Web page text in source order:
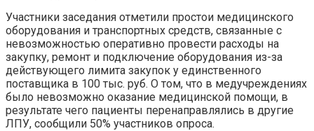
Участники заседания отметили простои медицинского
оборудования и транспортных средств, связанные с
невозможностью оперативно провести расходы на
закупку, ремонт и подключение оборудования из-за
действующего лимита закупок у единственного
поставщика в 100 тыс. руб. О том, что в медучреждениях
было невозможно оказание медицинской помощи, в
результате чего пациенты перенаправлялись в другие
ЛПУ, сообщили 50% участников опроса.